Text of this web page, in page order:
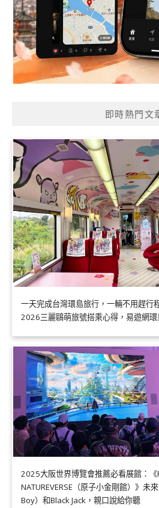
即時熱門文
一天完成台灣環島旅行，一輛不用趕行
2026三麗鷗萌旅號搭乘心得，易遊網
2025大阪世界博覽會推薦必看展館：《
NATUREVERSE（原子小金剛館）》未
Boy）和Black Jack，親口說給你聽